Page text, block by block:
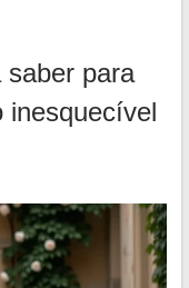
saber para
inesquecível